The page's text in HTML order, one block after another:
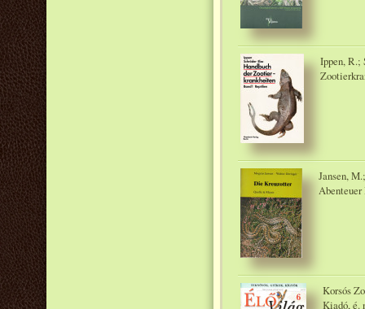
Ippen, R.;
Jansen,
Korsós
Kiadó, é.